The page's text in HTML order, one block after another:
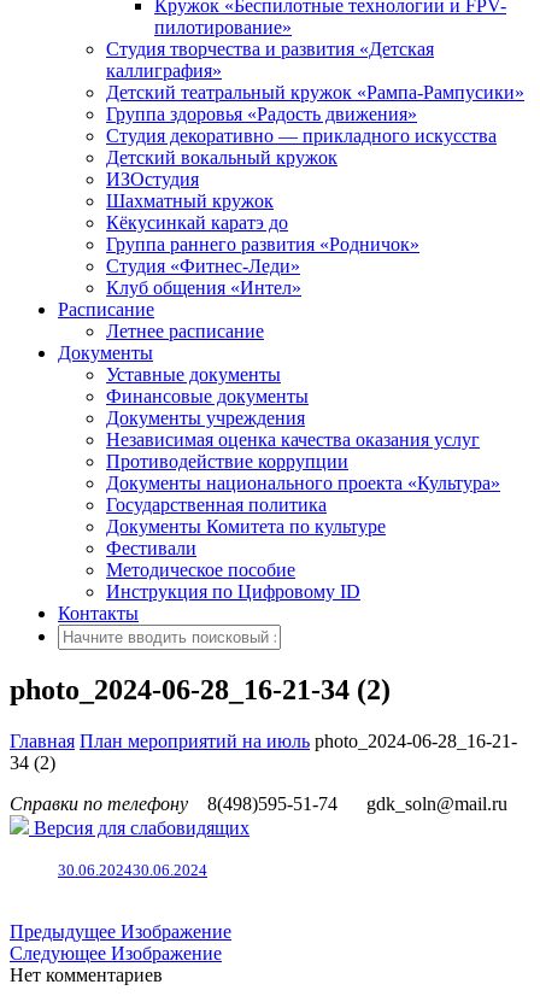
Кружок «Беспилотные технологии и FPV-
пилотирование»
Студия творчества и развития «Детская
каллиграфия»
Детский театральный кружок «Рампа-Рампусики»
Группа здоровья «Радость движения»
Студия декоративно — прикладного искусства
Детский вокальный кружок
ИЗОстудия
Шахматный кружок
Кёкусинкай каратэ до
Группа раннего развития «Родничок»
Cтудия «Фитнес-Леди»
Клуб общения «Интел»
Расписание
Летнее расписание
Документы
Уставные документы
Финансовые документы
Документы учреждения
Независимая оценка качества оказания услуг
Противодействие коррупции
Документы национального проекта «Культура»
Государственная политика
Документы Комитета по культуре
Фестивали
Методическое пособие
Инструкция по Цифровому ID
Контакты
photo_2024-06-28_16-21-34 (2)
Главная План мероприятий на июль photo_2024-06-28_16-21-
34 (2)
Справки по телефону
8(498)595-51-74
gdk_soln@mail.ru
Версия для слабовидящих
30.06.202430.06.2024
Предыдущее Изображение
Следующее Изображение
Нет комментариев